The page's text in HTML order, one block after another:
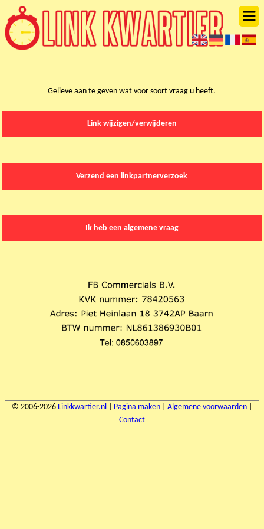
Gelieve aan te geven wat voor soort vraag u heeft.
Link wijzigen/verwijderen
Verzend een linkpartnerverzoek
Ik heb een algemene vraag
© 2006-2026 Linkkwartier.nl Pagina maken Algemene voorwaarden
Contact